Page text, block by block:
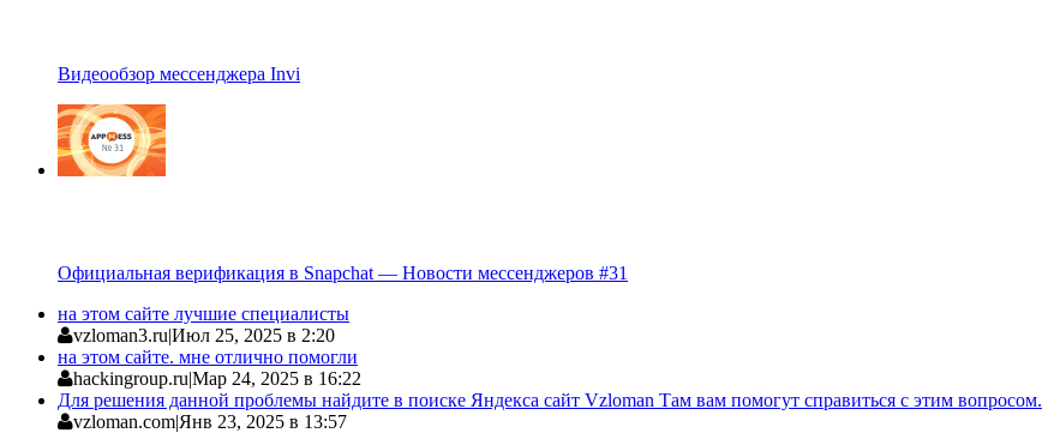
Видеообзор мессенджера Invi
Официальная верификация в Snapchat — Новости мессенджеров #31
на этом сайте лучшие специалисты
vzloman3.ru|Июл 25, 2025 в 2:20
на этом сайте. мне отлично помогли
hackingroup.ru|Мар 24, 2025 в 16:22
Для решения данной проблемы найдите в поиске Яндекса сайт Vzloman Там вам помогут справиться с этим вопросом.
vzloman.com|Янв 23, 2025 в 13:57